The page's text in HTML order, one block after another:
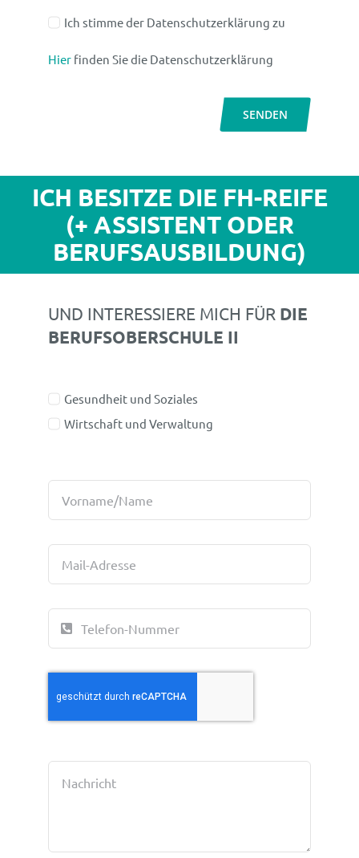
Ich stimme der Datenschutzerklärung zu
Hierfinden Sie die Datenschutzerklärung
SENDEN
ICH BESITZE DIE FH-REIFE
(+ ASSISTENT ODER
BERUFSAUSBILDUNG)
UND INTERESSIERE MICH FÜR DIE
BERUFSOBERSCHULE II
Gesundheit und Soziales
Wirtschaft und Verwaltung